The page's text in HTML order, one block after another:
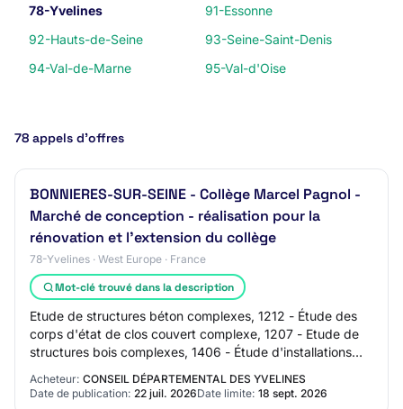
78-Yvelines
91-Essonne
92-Hauts-de-Seine
93-Seine-Saint-Denis
94-Val-de-Marne
95-Val-d'Oise
78 appels d’offres
BONNIERES-SUR-SEINE - Collège Marcel Pagnol -
Marché de conception - réalisation pour la
rénovation et l'extension du collège
78-Yvelines · West Europe · France
Mot-clé trouvé dans la description
Etude de structures béton complexes, 1212 - Étude des
corps d'état de clos couvert complexe, 1207 - Etude de
structures bois complexes, 1406 - Étude d'installations
électriques complexes, 1422 - Ingé…
Acheteur: CONSEIL DÉPARTEMENTAL DES YVELINES
Date de publication: 22 juil. 2026Date limite: 18 sept. 2026